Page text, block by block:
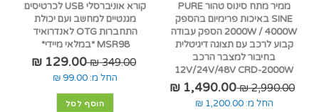
ממיר מתח סינוס טהור PURE
SINE באיכות פרימיום בהספק
2000W / 4000W הספק עבודה
קבוע לרכב עם תצוגה דיגיטלית
בחיבור למצבר הרכב
12V/24V/48V CRD-2000W
2,990.00 ₪
1,490.00 ₪
החל מ: 1,200.00 ₪
קורא אוניברסלי USB לכרטיסים
מגנטיים למחשב ועם יכולת
התחברות OTG לאנדרואיד
MSR98 *במלאי מיידי*
349.00 ₪
129.00 ₪
החל מ: 99.00 ₪
הוסף לסל